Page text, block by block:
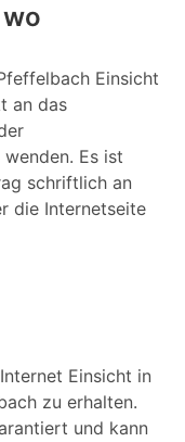
Einsicht
an das
wenden. Es ist
schriftlich an
die Internetseite
Einsicht in
zu erhalten.
und kann